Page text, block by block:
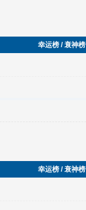
幸运榜 / 衰神榜
幸运榜 / 衰神榜